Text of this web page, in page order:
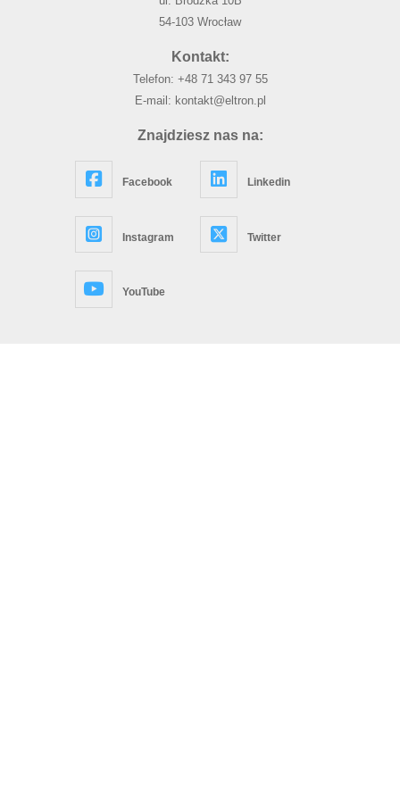
54-103 Wrocław
Kontakt:
Telefon: +48 71 343 97 55
E-mail: kontakt@eltron.pl
Znajdziesz nas na:
Facebook Linkedin
Instagram Twitter
YouTube